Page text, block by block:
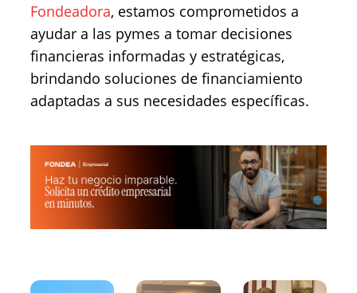
Fondeadora, estamos comprometidos a
ayudar a las pymes a tomar decisiones
financieras informadas y estratégicas,
brindando soluciones de financiamiento
adaptadas a sus necesidades específicas.